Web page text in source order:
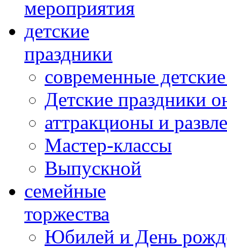
мероприятия
детские
праздники
современные
Детские праздники
аттракционы и
Мастер-классы
Выпускной
cемейные
торжества
Юбилей и День